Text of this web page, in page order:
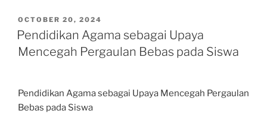
POSTED
ON
OCTOBER 20, 2024
Pendidikan Agama sebagai Upaya
Mencegah Pergaulan Bebas pada Siswa
Pendidikan Agama sebagai Upaya Mencegah Pergaulan
Bebas pada Siswa